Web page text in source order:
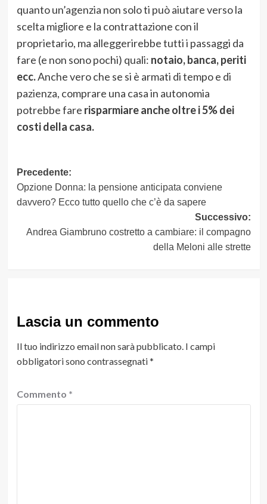
quanto un’agenzia non solo ti può aiutare verso la
scelta migliore e la contrattazione con il
proprietario, ma alleggerirebbe tutti i passaggi da
fare (e non sono pochi) quali: notaio, banca, periti
ecc.Anche vero che se si è armati di tempo e di
pazienza, comprare una casa in autonomia
potrebbe fare risparmiare anche oltre i 5% dei
costi della casa.
Navigazione
articolo
Precedente:
Opzione Donna: la pensione anticipata conviene
davvero? Ecco tutto quello che c’è da sapere
Successivo:
Andrea Giambruno costretto a cambiare: il compagno
della Meloni alle strette
Lascia un commento
Il tuo indirizzo email non sarà pubblicato. I campi
obbligatori sono contrassegnati*
Commento *